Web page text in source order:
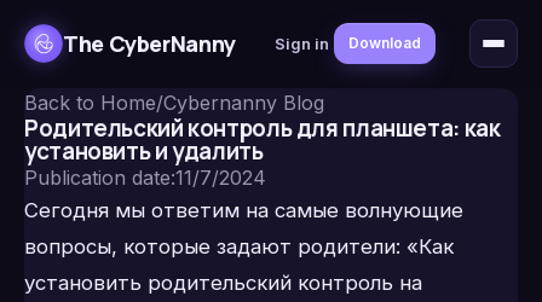
The CyberNanny Sign in Download
Back to Home/Cybernanny Blog
Родительский контроль для планшета: как
установить и удалить
Publication date:11/7/2024
Сегодня мы ответим на самые волнующие
вопросы, которые задают родители: «Как
установить родительский контроль на